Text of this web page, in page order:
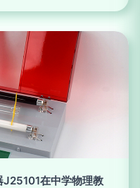
J25101在中学物理教